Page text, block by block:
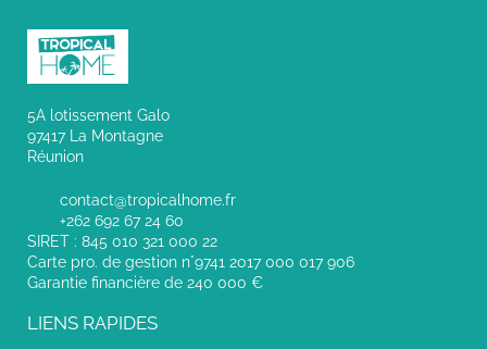
5A lotissement Galo
97417 La Montagne
Réunion
contact@tropicalhome.fr
+262 692 67 24 60
SIRET : 845 010 321 000 22
Carte pro. de gestion n°9741 2017 000 017 906
Garantie financière de 240 000 €
LIENS RAPIDES